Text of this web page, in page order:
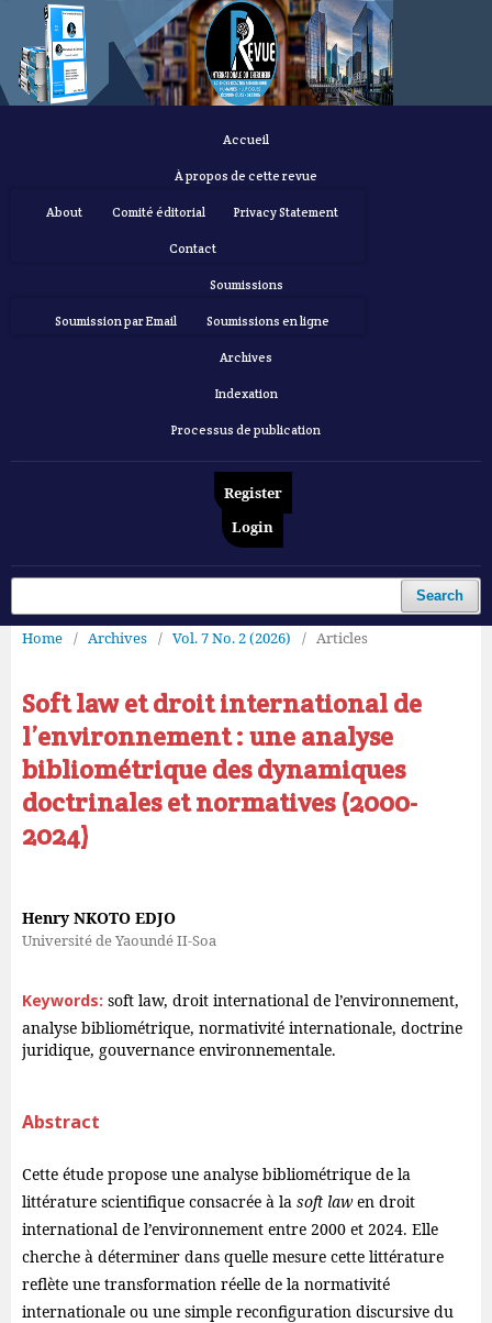
Accueil
À propos de cette revue
About Comité éditorial Privacy Statement
Contact
Soumissions
Soumission par Email Soumissions en ligne
Archives
Indexation
Processus de publication
Register
Login
Search
Home / Archives / Vol. 7 No. 2 (2026) / Articles
Soft law et droit international de
l’environnement : une analyse
bibliométrique des dynamiques
doctrinales et normatives (2000-
2024)
Henry NKOTO EDJO
Université de Yaoundé II-Soa
Keywords: soft law, droit international de l’environnement,
analyse bibliométrique, normativité internationale, doctrine
juridique, gouvernance environnementale.
Abstract
Cette étude propose une analyse bibliométrique de la
littérature scientifique consacrée à la soft lawen droit
international de l’environnement entre 2000 et 2024. Elle
cherche à déterminer dans quelle mesure cette littérature
reflète une transformation réelle de la normativité
internationale ou une simple reconfiguration discursive du